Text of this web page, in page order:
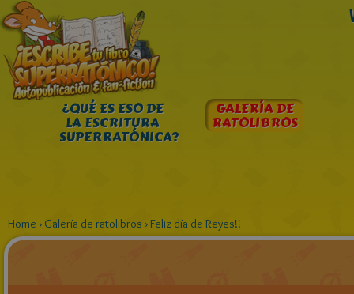
¿QUÉ ES ESO DE
LA ESCRITURA
SUPERRATÓNICA?
GALERÍA DE
RATOLIBROS
Home › Galería de ratolibros ›Feliz día de Reyes!!